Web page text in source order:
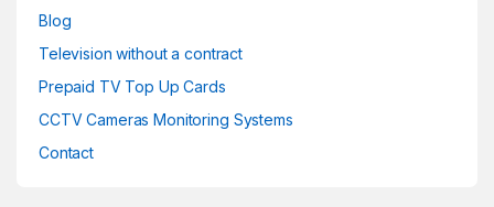
Blog
Television without a contract
Prepaid TV Top Up Cards
CCTV Cameras Monitoring Systems
Contact